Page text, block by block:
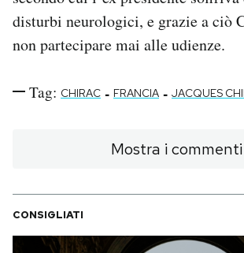
disturbi neurologici, e grazie a ciò
non partecipare mai alle udienze.
Tag: CHIRAC - FRANCIA - JACQUES
Mostra i commenti
CONSIGLIATI